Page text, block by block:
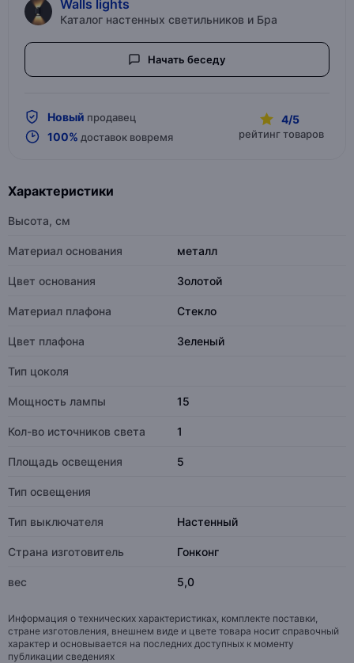
Walls lights
Каталог настенных светильников и Бра
Начать беседу
Новый продавец
100% доставок вовремя
4/5
рейтинг товаров
Характеристики
Высота, см
Материал основания металл
Цвет основания Золотой
Материал плафона Стекло
Цвет плафона Зеленый
Тип цоколя
Мощность лампы 15
Кол-во источников света 1
Площадь освещения 5
Тип освещения
Тип выключателя Настенный
Страна изготовитель Гонконг
вес 5,0
Информация о технических характеристиках, комплекте поставки,
стране изготовления, внешнем виде и цвете товара носит справочный
характер и основывается на последних доступных к моменту
публикации сведениях